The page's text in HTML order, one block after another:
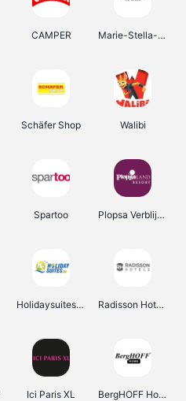
CAMPER Marie-Stella-Maris
Schäfer Shop Walibi
Spartoo Plopsa Verblijven
Holidaysuites.be Radisson Hotels
Ici Paris XL BergHOFF Home